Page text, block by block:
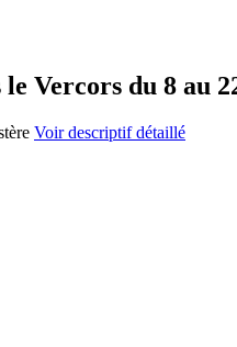
Vercors du 8 au
Voir descriptif détaillé